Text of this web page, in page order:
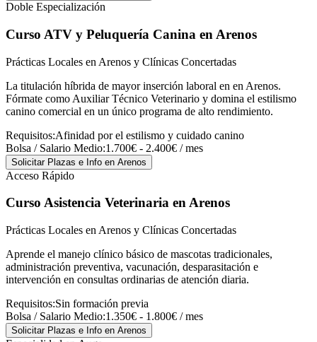
Doble Especialización
Curso ATV y Peluquería Canina en Arenos
Prácticas Locales en Arenos y Clínicas Concertadas
La titulación híbrida de mayor inserción laboral en en Arenos.
Fórmate como Auxiliar Técnico Veterinario y domina el estilismo
canino comercial en un único programa de alto rendimiento.
Requisitos:Afinidad por el estilismo y cuidado canino
Bolsa / Salario Medio:1.700€ - 2.400€ / mes
Solicitar Plazas e Info en Arenos
Acceso Rápido
Curso Asistencia Veterinaria en Arenos
Prácticas Locales en Arenos y Clínicas Concertadas
Aprende el manejo clínico básico de mascotas tradicionales,
administración preventiva, vacunación, desparasitación e
intervención en consultas ordinarias de atención diaria.
Requisitos:Sin formación previa
Bolsa / Salario Medio:1.350€ - 1.800€ / mes
Solicitar Plazas e Info en Arenos